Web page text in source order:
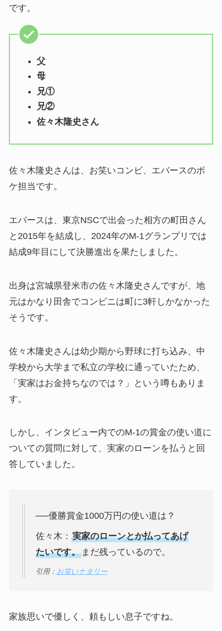
です。
父
母
兄①
兄②
佐々木隆史さん
佐々木隆史さんは、お笑いコンビ、エバースのボ
ケ担当です。
エバースは、東京NSCで出会った相方の町田さん
と2015年を結成し、2024年のM-1グランプリでは
結成9年目にして決勝進出を果たしました。
出身は宮城県登米市の佐々木隆史さんですが、地
元はかなり田舎でコンビニは町に3軒しかなかった
そうです。
佐々木隆史さんは幼少期から野球に打ち込み、中
学校から大学まで私立の学校に通っていたため、
「実家はお金持ちなのでは？」という噂もありま
す。
しかし、インタビュー内でのM-1の賞金の使い道に
ついての質問に対して、実家のローンを払うと回
答していました。
──優勝賞金1000万円の使い道は？
佐々木： 実家のローンとか払ってあげ
たいです。まだ残っているので。
引用： お笑いナタリー
家族思いで優しく、頼もしい息子ですね。